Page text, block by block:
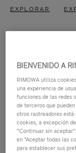
EXPLORAR
BIENVENIDO A
RIMOWA utiliza
una experiencia de
funciones de las redes
de terceros que
otros rastreadores
cookies, a excepción
“Continuar sin
en "Aceptar todas las
para establecer sus